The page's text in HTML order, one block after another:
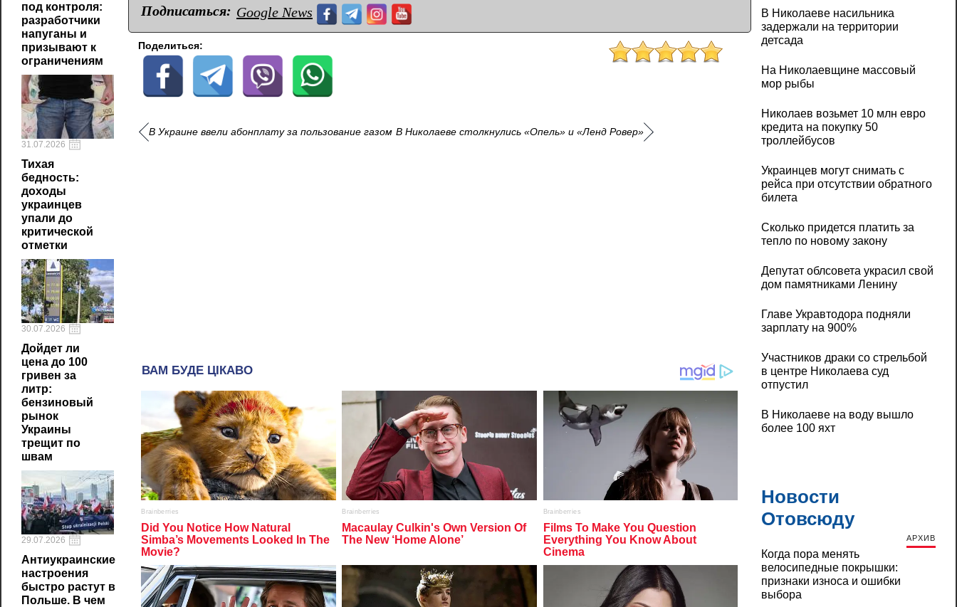
под контроля:
разработчики
напуганы и
призывают к
ограничениям
31.07.2026
Тихая
бедность:
доходы
украинцев
упали до
критической
отметки
30.07.2026
Дойдет ли
цена до 100
гривен за
литр:
бензиновый
рынок
Украины
трещит по
швам
29.07.2026
Антиукраинские
настроения
быстро растут в
Польше. В чем
Подписаться: Google News
Поделиться:
В Украине ввели абонплату за пользование газом В Николаеве столкнулись «Опель» и «Ленд Ровер»
В Николаеве насильника
задержали на территории
детсада
На Николаевщине массовый
мор рыбы
Николаев возьмет 10 млн евро
кредита на покупку 50
троллейбусов
Украинцев могут снимать с
рейса при отсутствии обратного
билета
Сколько придется платить за
тепло по новому закону
Депутат облсовета украсил свой
дом памятниками Ленину
Главе Укравтодора подняли
зарплату на 900%
Участников драки со стрельбой
в центре Николаева суд
отпустил
В Николаеве на воду вышло
более 100 яхт
Новости
Отовсюду
АРХИВ
Когда пора менять
велосипедные покрышки:
признаки износа и ошибки
выбора